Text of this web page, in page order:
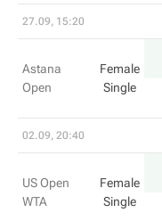
27.09, 15:20
Astana
Open
Female
Single
02.09, 20:40
US Open
WTA
Female
Single